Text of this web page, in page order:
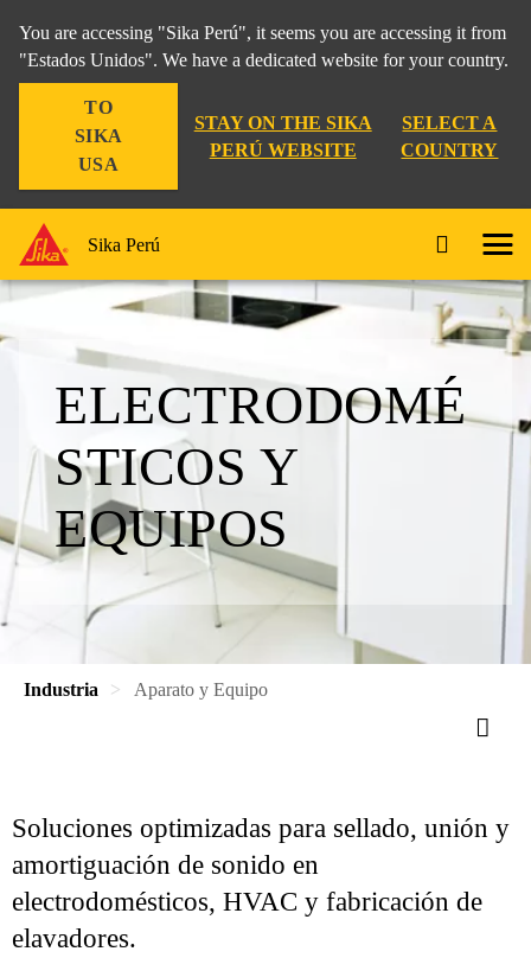
You are accessing "Sika Perú", it seems you are accessing it from
"Estados Unidos". We have a dedicated website for your country.
TO
SIKA
USA
STAY ON THE SIKA
PERÚ WEBSITE
SELECT A
COUNTRY
Sika Perú
ELECTRODOMÉ
STICOS Y
EQUIPOS
Industria Aparato y Equipo
Soluciones optimizadas para sellado, unión y
amortiguación de sonido en
electrodomésticos, HVAC y fabricación de
elavadores.